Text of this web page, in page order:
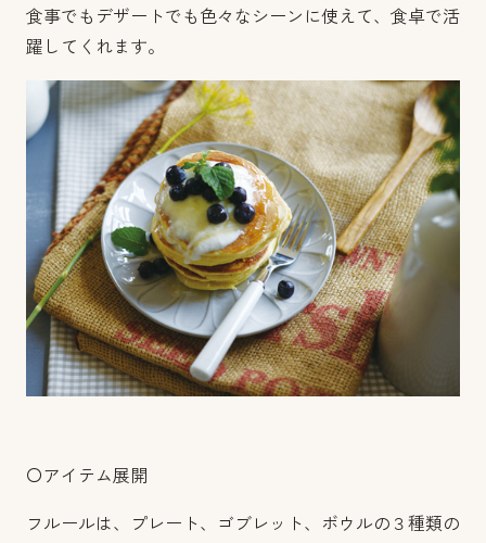
食事でもデザートでも色々なシーンに使えて、食卓で活
躍してくれます。
〇アイテム展開
フルールは、プレート、ゴブレット、ボウルの３種類の